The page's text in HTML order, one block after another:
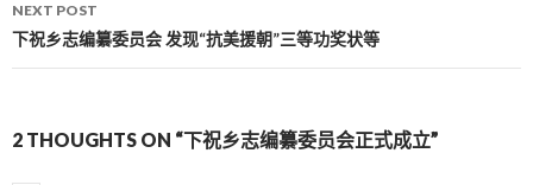
NEXT POST
下祝乡志编纂委员会 发现“抗美援朝”三等功奖状等
2 THOUGHTS ON “下祝乡志编纂委员会正式成立”